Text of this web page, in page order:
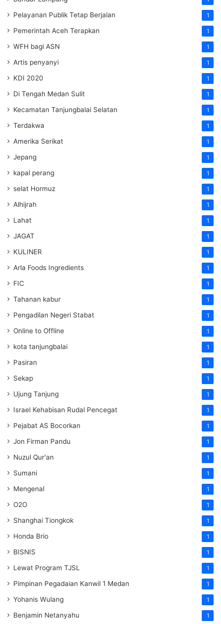
Pelayanan Publik Tetap Berjalan 1
Pemerintah Aceh Terapkan 1
WFH bagi ASN 1
Artis penyanyi 1
KDI 2020 1
Di Tengah Medan Sulit 1
Kecamatan Tanjungbalai Selatan 1
Terdakwa 1
Amerika Serikat 1
Jepang 1
kapal perang 1
selat Hormuz 1
Alhijrah 1
Lahat 1
JAGAT 1
KULINER 1
Arla Foods Ingredients 1
FIC 1
Tahanan kabur 1
Pengadilan Negeri Stabat 1
Online to Offline 1
kota tanjungbalai 1
Pasiran 1
Sekap 1
Ujung Tanjung 1
Israel Kehabisan Rudal Pencegat 1
Pejabat AS Bocorkan 1
Jon Firman Pandu 1
Nuzul Qur'an 1
Sumani 1
Mengenal 1
O2O 1
Shanghai Tiongkok 1
Honda Brio 1
BISNIS 1
Lewat Program TJSL 1
Pimpinan Pegadaian Kanwil 1 Medan 1
Yohanis Wulang 1
Benjamin Netanyahu 1